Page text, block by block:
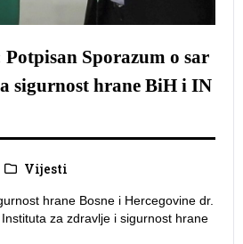
Sporazum o sar
sigurnost hrane BiH i IN
Vijesti
hrane Bosne i Hercegovine dr.
za zdravlje i sigurnost hrane